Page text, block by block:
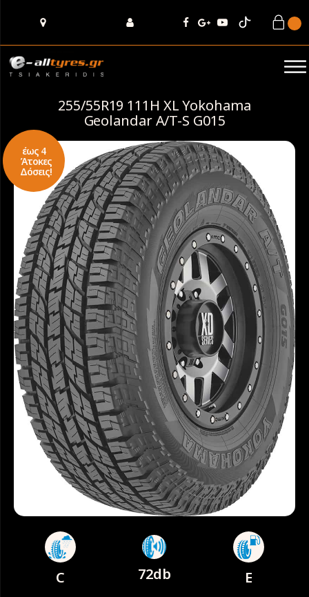
255/55R19 111H XL Yokohama
Geolandar A/T-S G015
έως 4
Άτοκες
Δόσεις!
C 72db E